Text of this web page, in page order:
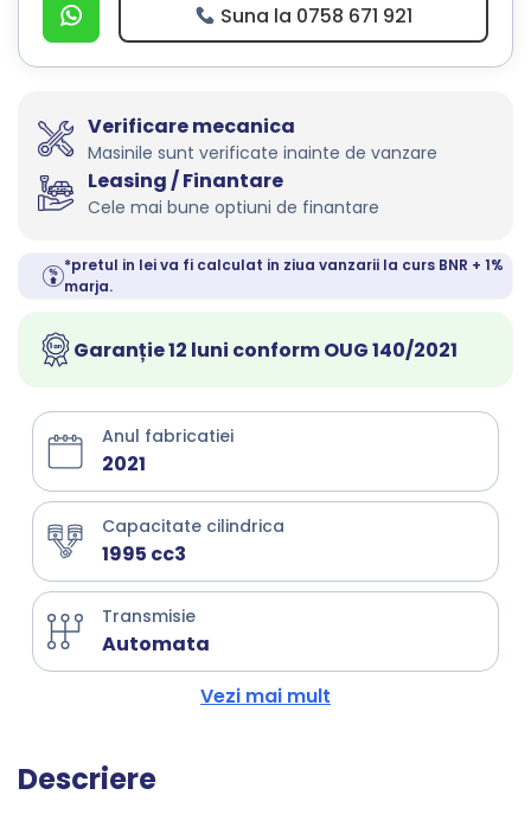
Suna la 0758 671 921
Verificare mecanica
Masinile sunt verificate inainte de vanzare
Leasing / Finantare
Cele mai bune optiuni de finantare
*pretul in lei va fi calculat in ziua vanzarii la curs BNR + 1%
marja.
Garanție 12 luni conform OUG 140/2021
Anul fabricatiei
2021
Capacitate cilindrica
1995 cc3
Transmisie
Automata
Vezi mai mult
Descriere